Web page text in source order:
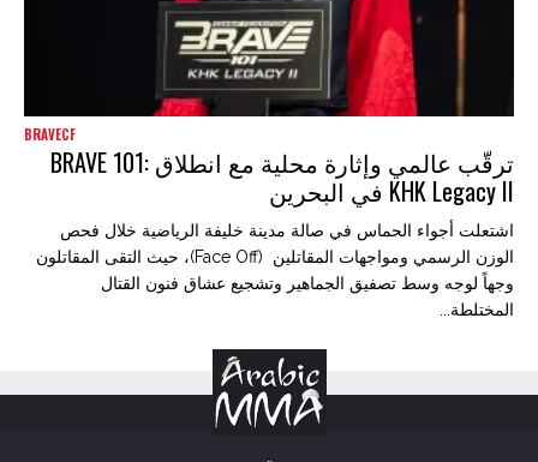
BRAVECF
ترقّب عالمي وإثارة محلية مع انطلاق BRAVE 101:
KHK Legacy II في البحرين
اشتعلت أجواء الحماس في صالة مدينة خليفة الرياضية خلال فحص
الوزن الرسمي ومواجهات المقاتلين (Face Off)، حيث التقى المقاتلون
وجهاً لوجه وسط تصفيق الجماهير وتشجيع عشاق فنون القتال
المختلطة...